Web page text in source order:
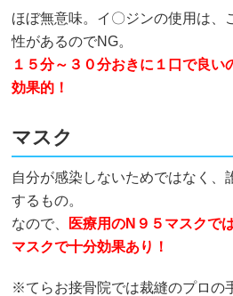
ほぼ無意味。イ〇ジンの使用は、
性があるのでNG。
１５分～３０分おきに１口で良い
効果的！
マスク
自分が感染しないためではなく、
するもの。
なので、
医療用のN９５マスクで
マスクで十分効果あり！
※てらお接骨院では裁縫のプロの